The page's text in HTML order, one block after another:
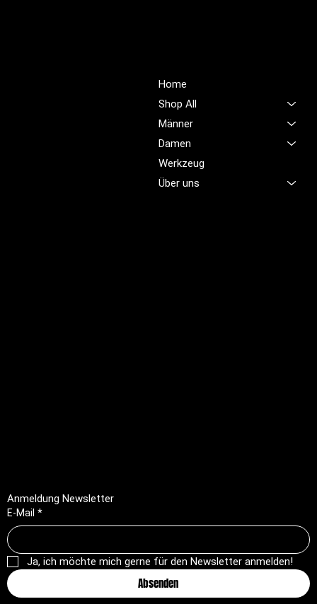
Home
Shop All
Männer
Damen
Werkzeug
Über uns
Anmeldung Newsletter
E-Mail *
Ja, ich möchte mich gerne für den Newsletter anmelden!
Absenden